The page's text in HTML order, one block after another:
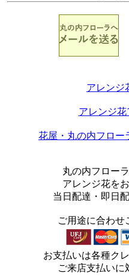
アレンジ
アレンジ
花屋・丸の内フロー
丸の内フロー
アレンジ花を
当日配達・即日
ご用途に合わせ
お支払いは各種ク
ご来店支払いに